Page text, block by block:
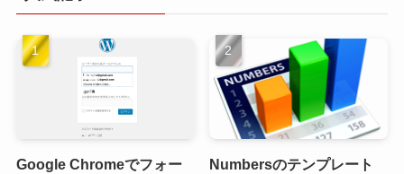
Google Chromeでフォー
Numbersのテンプレート